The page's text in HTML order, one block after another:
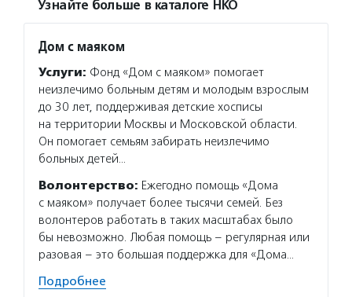
Узнайте больше в каталоге НКО
Дом с маяком
Услуги: Фонд «Дом с маяком» помогает
неизлечимо больным детям и молодым взрослым
до 30 лет, поддерживая детские хосписы
на территории Москвы и Московской области.
Он помогает семьям забирать неизлечимо
больных детей…
Волонтерство: Ежегодно помощь «Дома
с маяком» получает более тысячи семей. Без
волонтеров работать в таких масштабах было
бы невозможно. Любая помощь – регулярная или
разовая – это большая поддержка для «Дома…
Подробнее